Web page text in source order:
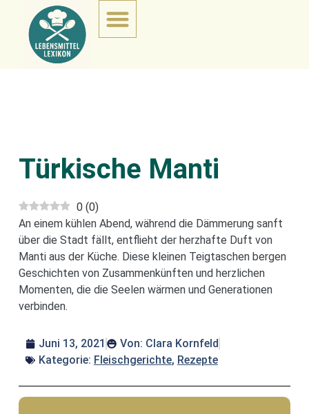
Türkische Manti
0 (0)
An einem kühlen Abend, während die Dämmerung sanft
über die Stadt fällt, entflieht der herzhafte Duft von
Manti aus der Küche. Diese kleinen Teigtaschen bergen
Geschichten von Zusammenkünften und herzlichen
Momenten, die die Seelen wärmen und Generationen
verbinden.
Juni 13, 2021 Von: Clara Kornfeld
Kategorie: Fleischgerichte, Rezepte